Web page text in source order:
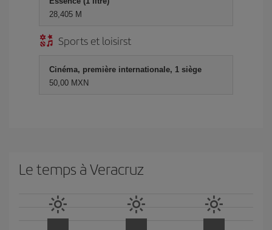
28,405 M
Sports et loisirst
Cinéma, première internationale, 1 siège
50,00 MXN
Le temps à Veracruz